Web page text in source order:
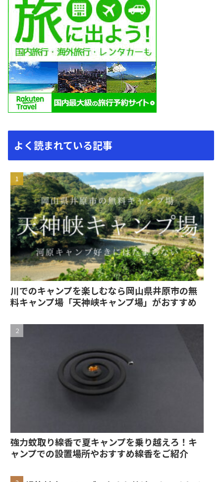
よく読まれている記事
川でのキャンプを楽しむなら岡山県井原市の無
料キャンプ場「天神峡キャンプ場」がおすすめ
強力蚊取り線香で夏キャンプを乗り越えろ！キ
ャンプでの設置場所やおすすめ線香をご紹介